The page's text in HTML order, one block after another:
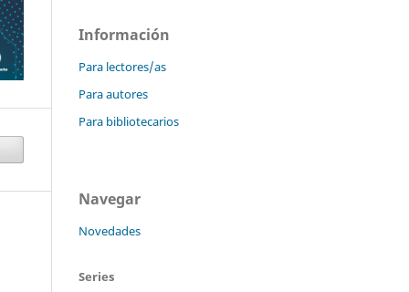
Información
Para lectores/as
Para autores
Para bibliotecarios
Navegar
Novedades
Series